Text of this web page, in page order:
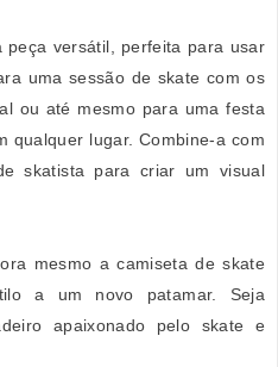
peça versátil, perfeita para usar
uma sessão de skate com os
ou até mesmo para uma festa
qualquer lugar. Combine-a com
skatista para criar um visual
mesmo a camiseta de skate
a um novo patamar. Seja
apaixonado pelo skate e